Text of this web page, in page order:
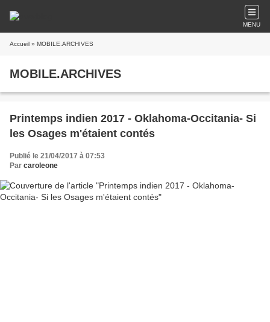
MENU
Accueil » MOBILE.ARCHIVES
MOBILE.ARCHIVES
Printemps indien 2017 - Oklahoma-Occitania- Si
les Osages m'étaient contés
Publié le 21/04/2017 à 07:53
Par caroleone